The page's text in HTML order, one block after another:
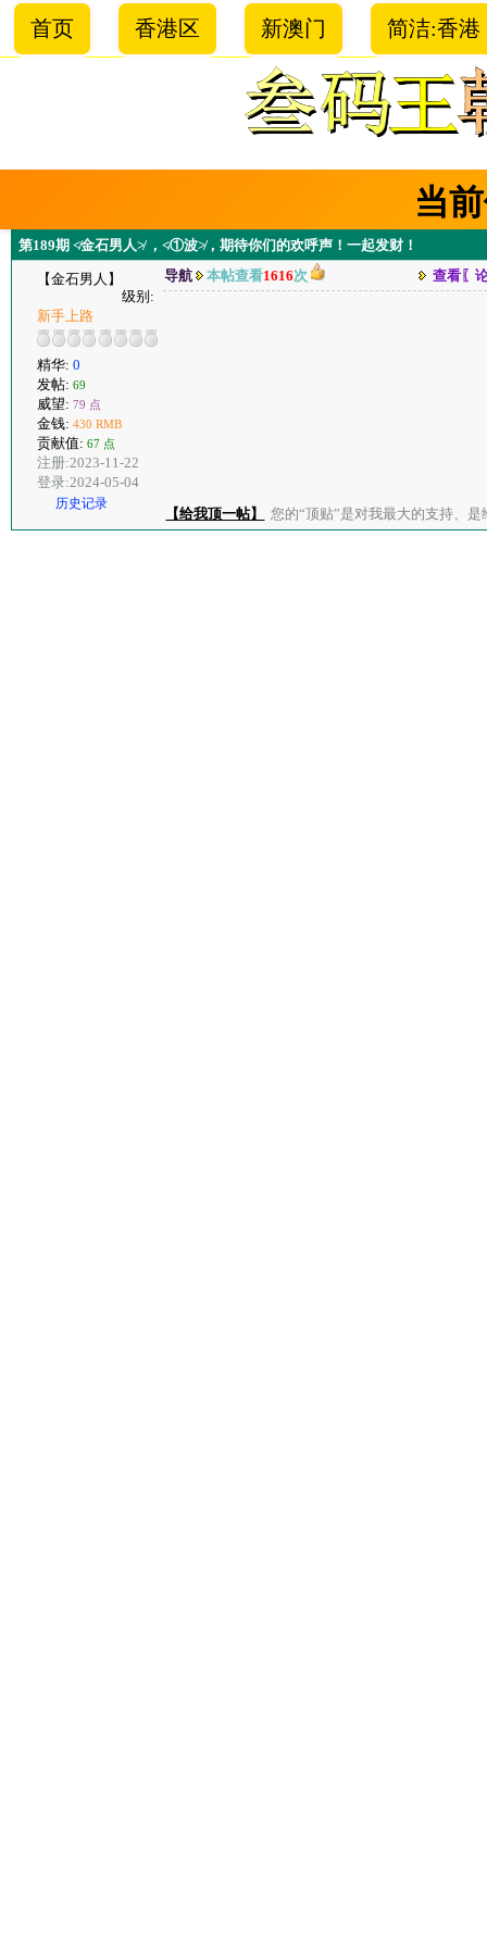
首页 香港区 新澳门 简洁:香港
当
第189期 ≮金石男人≯ ，≮①波≯，期待你们的欢呼声！一起发财！
【金石男人】
级别:
新手上路
精华: 0
发帖: 69
威望: 79 点
金钱: 430 RMB
贡献值: 67 点
注册:2023-11-22
登录:2024-05-04
历史记录
导航 本帖查看1616次 查看〖
【给我顶一帖】 您的“顶贴”是对我最大的支持、